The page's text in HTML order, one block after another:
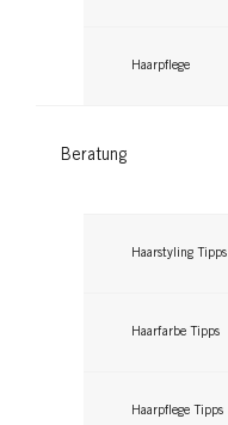
Haarpflege
Beratung
Haarstyling Tipps
Haarfarbe Tipps
Haarpflege Tipps